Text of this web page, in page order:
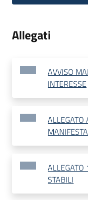
Allegati
AVVISO
INTERESSE
ALLEGATO
ALLEGATO
STABILI